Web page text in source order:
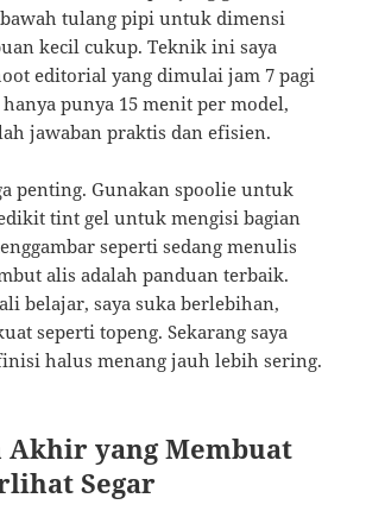
tulang pipi untuk dimensi
kecil cukup. Teknik ini saya
editorial yang dimulai jam 7 pagi
punya 15 menit per model,
jawaban praktis dan efisien.
penting. Gunakan spoolie untuk
tint gel untuk mengisi bagian
seperti sedang menulis
alis adalah panduan terbaik.
belajar, saya suka berlebihan,
seperti topeng. Sekarang saya
halus menang jauh lebih sering.
Akhir yang Membuat
Segar